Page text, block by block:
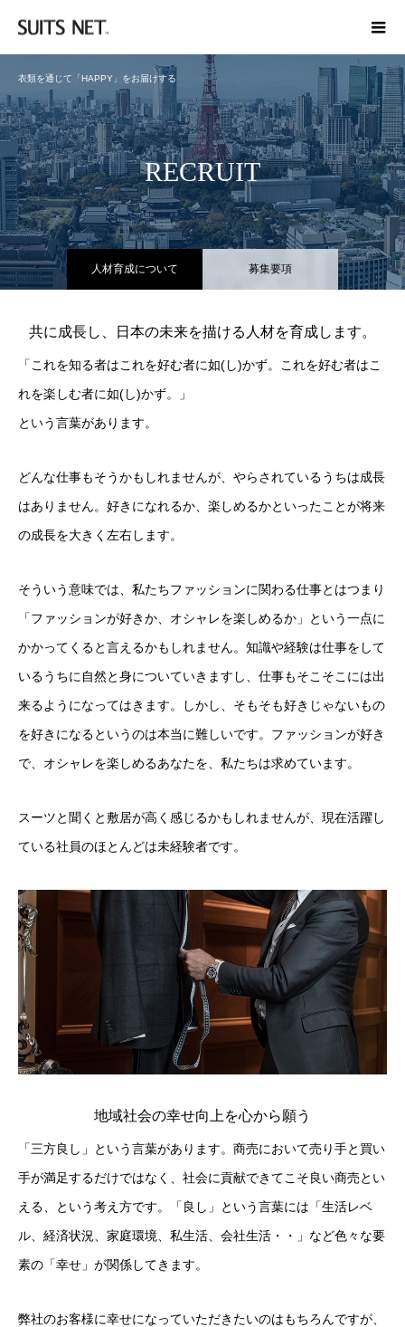
衣類を通じて「HAPPY」をお届けする
RECRUIT
人材育成について 募集要項
共に成長し、日本の未来を描ける人材を育成します。
「これを知る者はこれを好む者に如(し)かず。これを好む者はこ
れを楽しむ者に如(し)かず。」
という言葉があります。
どんな仕事もそうかもしれませんが、やらされているうちは成長
はありません。好きになれるか、楽しめるかといったことが将来
の成長を大きく左右します。
そういう意味では、私たちファッションに関わる仕事とはつまり
「ファッションが好きか、オシャレを楽しめるか」という一点に
かかってくると言えるかもしれません。知識や経験は仕事をして
いるうちに自然と身についていきますし、仕事もそこそこには出
来るようになってはきます。しかし、そもそも好きじゃないもの
を好きになるというのは本当に難しいです。ファッションが好き
で、オシャレを楽しめるあなたを、私たちは求めています。
スーツと聞くと敷居が高く感じるかもしれませんが、現在活躍し
ている社員のほとんどは未経験者です。
地域社会の幸せ向上を心から願う
「三方良し」という言葉があります。商売において売り手と買い
手が満足するだけではなく、社会に貢献できてこそ良い商売とい
える、という考え方です。「良し」という言葉には「生活レベ
ル、経済状況、家庭環境、私生活、会社生活・・」など色々な要
素の「幸せ」が関係してきます。
弊社のお客様に幸せになっていただきたいのはもちろんですが、